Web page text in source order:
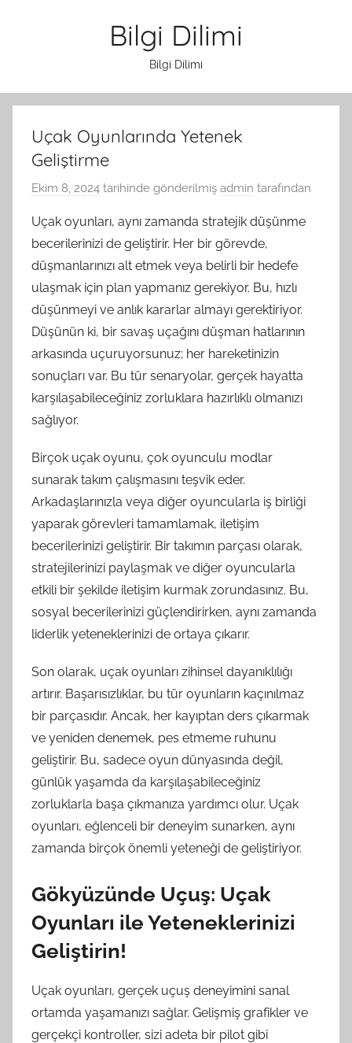
Bilgi Dilimi
Bilgi Dilimi
Uçak Oyunlarında Yetenek
Geliştirme
Ekim 8, 2024 tarihinde gönderilmiş admin tarafından
Uçak oyunları, aynı zamanda stratejik düşünme
becerilerinizi de geliştirir. Her bir görevde,
düşmanlarınızı alt etmek veya belirli bir hedefe
ulaşmak için plan yapmanız gerekiyor. Bu, hızlı
düşünmeyi ve anlık kararlar almayı gerektiriyor.
Düşünün ki, bir savaş uçağını düşman hatlarının
arkasında uçuruyorsunuz; her hareketinizin
sonuçları var. Bu tür senaryolar, gerçek hayatta
karşılaşabileceğiniz zorluklara hazırlıklı olmanızı
sağlıyor.
Birçok uçak oyunu, çok oyunculu modlar
sunarak takım çalışmasını teşvik eder.
Arkadaşlarınızla veya diğer oyuncularla iş birliği
yaparak görevleri tamamlamak, iletişim
becerilerinizi geliştirir. Bir takımın parçası olarak,
stratejilerinizi paylaşmak ve diğer oyuncularla
etkili bir şekilde iletişim kurmak zorundasınız. Bu,
sosyal becerilerinizi güçlendirirken, aynı zamanda
liderlik yeteneklerinizi de ortaya çıkarır.
Son olarak, uçak oyunları zihinsel dayanıklılığı
artırır. Başarısızlıklar, bu tür oyunların kaçınılmaz
bir parçasıdır. Ancak, her kayıptan ders çıkarmak
ve yeniden denemek, pes etmeme ruhunu
geliştirir. Bu, sadece oyun dünyasında değil,
günlük yaşamda da karşılaşabileceğiniz
zorluklarla başa çıkmanıza yardımcı olur. Uçak
oyunları, eğlenceli bir deneyim sunarken, aynı
zamanda birçok önemli yeteneği de geliştiriyor.
Gökyüzünde Uçuş: Uçak
Oyunları ile Yeteneklerinizi
Geliştirin!
Uçak oyunları, gerçek uçuş deneyimini sanal
ortamda yaşamanızı sağlar. Gelişmiş grafikler ve
gerçekçi kontroller, sizi adeta bir pilot gibi